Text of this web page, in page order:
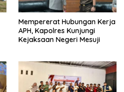
Mempererat Hubungan Kerja
APH, Kapolres Kunjungi
Kejaksaan Negeri Mesuji